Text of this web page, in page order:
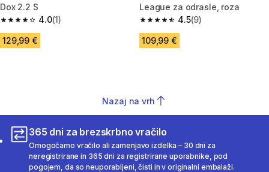
Dox 2.2 S
4.0
4.0 od 5 zvezdic from 1 ocene
(1)
129,99 €
League za odrasle, roza
4.5
4.5 od 5 zvezdic from 9 ocene
(9)
109,99 €
Nazaj na vrh
365 dni za brezskrbno vračilo
Omogočamo vračilo ali zamenjavo izdelka – 30 dni za
neregistrirane in 365 dni za registrirane uporabnike, pod
pogojem, da so neuporabljeni, čisti in v originalni embalaži.